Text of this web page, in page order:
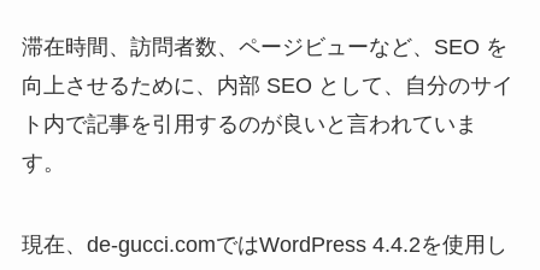
滞在時間、訪問者数、ページビューなど、SEO を
向上させるために、内部 SEO として、自分のサイ
ト内で記事を引用するのが良いと言われていま
す。
現在、de-gucci.comではWordPress 4.4.2を使用し